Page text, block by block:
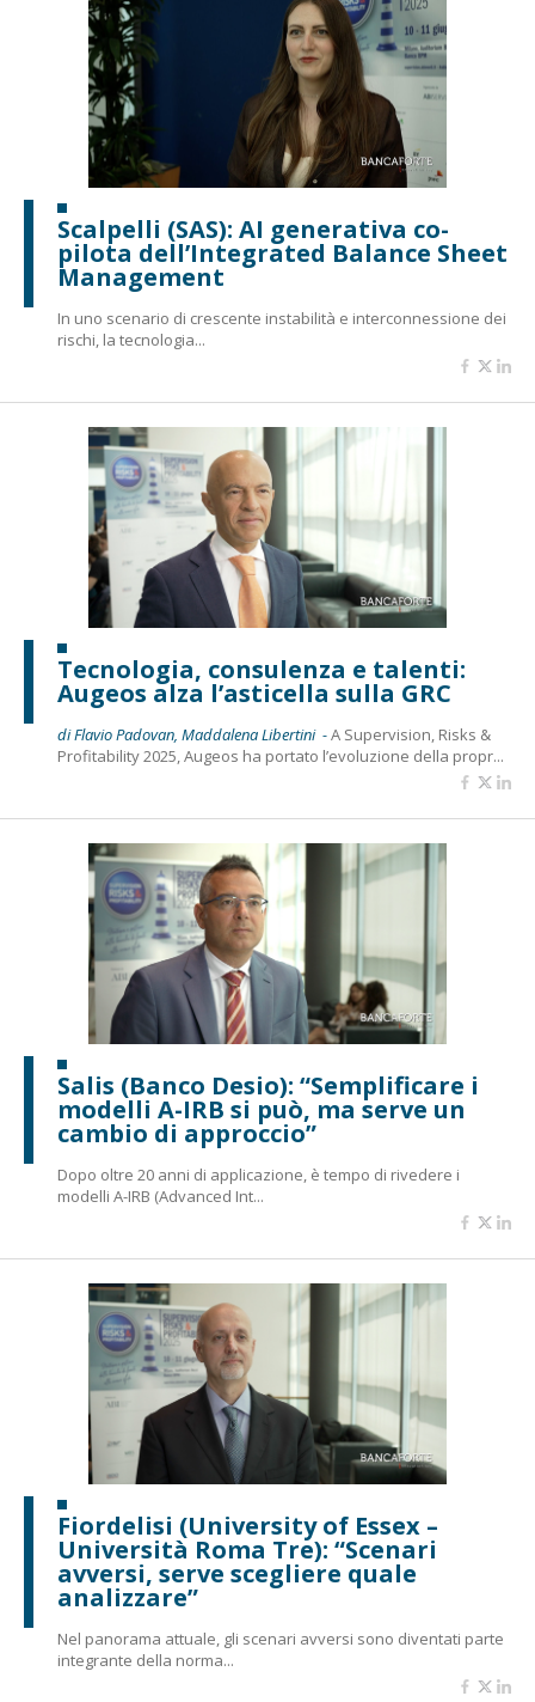
Scalpelli (SAS): AI generativa co-
pilota dell’Integrated Balance Sheet
Management
In uno scenario di crescente instabilità e interconnessione dei
rischi, la tecnologia...
Tecnologia, consulenza e talenti:
Augeos alza l’asticella sulla GRC
di Flavio Padovan, Maddalena Libertini -A Supervision, Risks &
Profitability 2025, Augeos ha portato l’evoluzione della propr...
Salis (Banco Desio): “Semplificare i
modelli A-IRB si può, ma serve un
cambio di approccio”
Dopo oltre 20 anni di applicazione, è tempo di rivedere i
modelli A-IRB (Advanced Int...
Fiordelisi (University of Essex –
Università Roma Tre): “Scenari
avversi, serve scegliere quale
analizzare”
Nel panorama attuale, gli scenari avversi sono diventati parte
integrante della norma...